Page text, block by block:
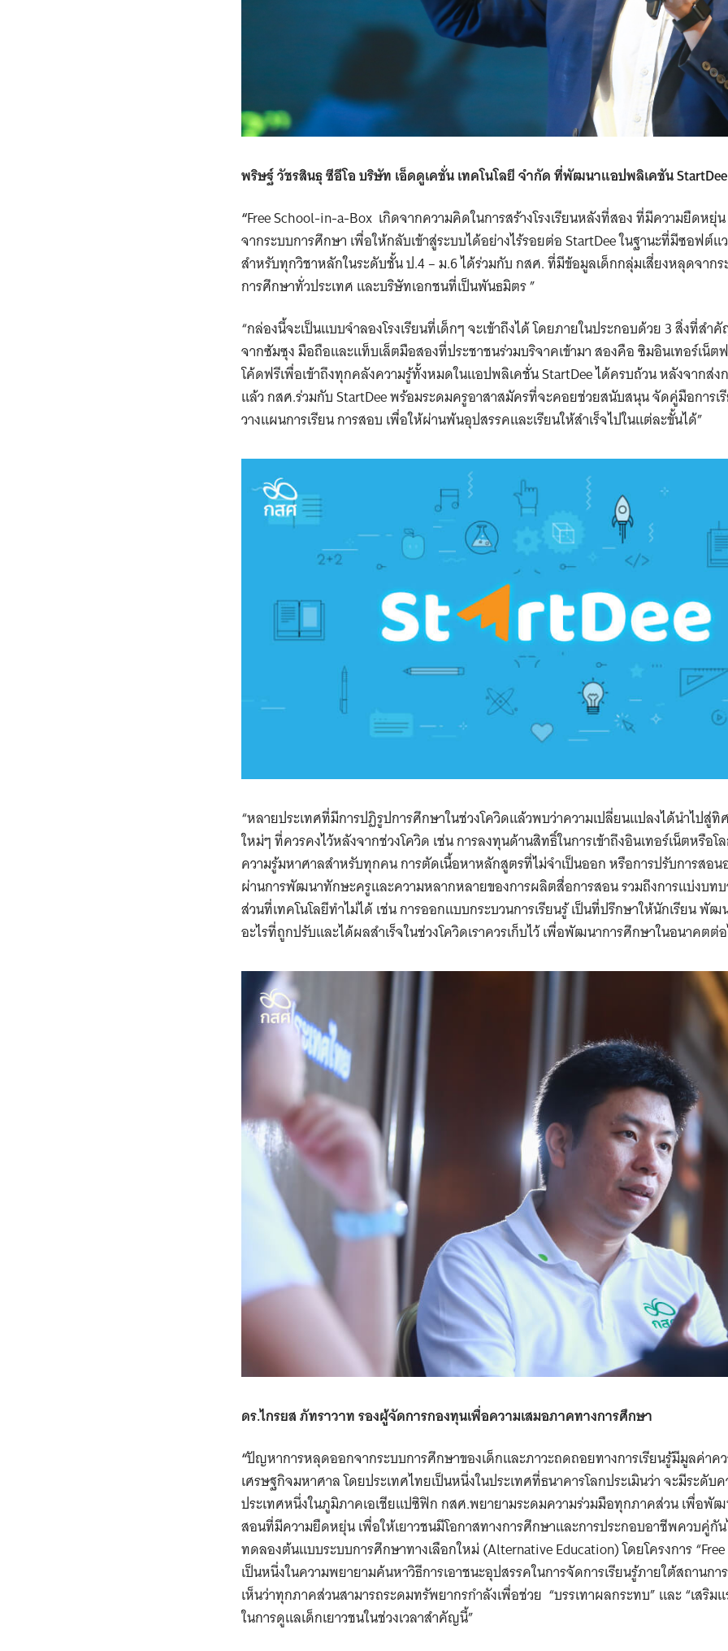
Search
พริษฐ์ วัชรสินธุ ซีอีโอ บริษัท เอ็ดดูเคชั่น เทคโนโลยี จำกัด ที่พัฒนาแอปพลิเคชัน
“Free School-in-a-Box เกิดจากความคิดในการสร้างโรงเรียนหลังที่สอง ที่มีความยืดห
จากระบบการศึกษา เพื่อให้กลับเข้าสู่ระบบได้อย่างไร้รอยต่อ StartDee ในฐานะที่มีซอฟต์
สำหรับทุกวิชาหลักในระดับชั้น ป.4 – ม.6 ได้ร่วมกับ กสศ. ที่มีข้อมูลเด็กกลุ่มเสี่ยงหลุดจาก
การศึกษาทั่วประเทศ และบริษัทเอกชนที่เป็นพันธมิตร ”
“กล่องนี้จะเป็นแบบจำลองโรงเรียนที่เด็กๆ จะเข้าถึงได้ โดยภายในประกอบด้วย 3 สิ่งที่ส
จากซัมซุง มือถือและแท็บเล็ตมือสองที่ประชาชนร่วมบริจาคเข้ามา สองคือ ซิมอินเทอร์เน็
โค้ดฟรีเพื่อเข้าถึงทุกคลังความรู้ทั้งหมดในแอปพลิเคชั่น StartDee ได้ครบถ้วน หลังจากส่ง
แล้ว กสศ.ร่วมกับ StartDee พร้อมระดมครูอาสาสมัครที่จะคอยช่วยสนับสนุน จัดคู่มือการเ
วางแผนการเรียน การสอบ เพื่อให้ผ่านพ้นอุปสรรคและเรียนให้สำเร็จไปในแต่ละขั้นได้”
“หลายประเทศที่มีการปฏิรูปการศึกษาในช่วงโควิดแล้วพบว่าความเปลี่ยนแปลงได้นำไปสู่
ใหม่ๆ ที่ควรคงไว้หลังจากช่วงโควิด เช่น การลงทุนด้านสิทธิ์ในการเข้าถึงอินเทอร์เน็ตหรือ
ความรู้มหาศาลสำหรับทุกคน การตัดเนื้อหาหลักสูตรที่ไม่จำเป็นออก หรือการปรับการสอ
ผ่านการพัฒนาทักษะครูและความหลากหลายของการผลิตสื่อการสอน รวมถึงการแบ่งบท
ส่วนที่เทคโนโลยีทำไม่ได้ เช่น การออกแบบกระบวนการเรียนรู้ เป็นที่ปรึกษาให้นักเรียน พั
อะไรที่ถูกปรับและได้ผลสำเร็จในช่วงโควิดเราควรเก็บไว้ เพื่อพัฒนาการศึกษาในอนาคตต่
ดร.ไกรยส ภัทราวาท รองผู้จัดการกองทุนเพื่อความเสมอภาคทางการศึกษา
“ปัญหาการหลุดออกจากระบบการศึกษาของเด็กและภาวะถดถอยทางการเรียนรู้มีมูลค่าค
เศรษฐกิจมหาศาล โดยประเทศไทยเป็นหนึ่งในประเทศที่ธนาคารโลกประเมินว่า จะมีระดับ
ประเทศหนึ่งในภูมิภาคเอเชียแปซิฟิก กสศ.พยายามระดมความร่วมมือทุกภาคส่วน เพื่อพัฒ
สอนที่มีความยืดหยุ่น เพื่อให้เยาวชนมีโอกาสทางการศึกษาและการประกอบอาชีพควบคู่กั
ทดลองต้นแบบระบบการศึกษาทางเลือกใหม่ (Alternative Education) โดยโครงการ
เป็นหนึ่งในความพยายามค้นหาวิธีการเอาชนะอุปสรรคในการจัดการเรียนรู้ภายใต้สถานก
เห็นว่าทุกภาคส่วนสามารถระดมทรัพยากรกำลังเพื่อช่วย “บรรเทาผลกระทบ” และ “เสริม
ในการดูแลเด็กเยาวชนในช่วงเวลาสำคัญนี้”